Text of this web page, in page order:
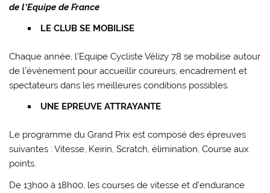
de l’Equipe de France
LE CLUB SE MOBILISE
Chaque année, l’Equipe Cycliste Vélizy 78 se mobilise autour
de l’évènement pour accueillir coureurs, encadrement et
spectateurs dans les meilleures conditions possibles.
UNE EPREUVE ATTRAYANTE
Le programme du Grand Prix est composé des épreuves
suivantes : Vitesse, Keirin, Scratch, élimination, Course aux
points.
De 13h00 à 18h00, les courses de vitesse et d’endurance